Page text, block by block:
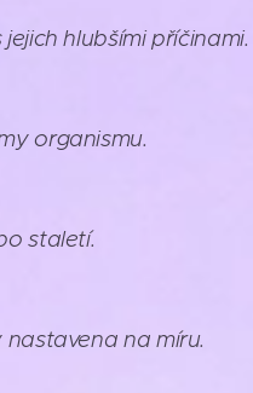
hlubšími příčinami.
organismu.
staletí.
na míru.